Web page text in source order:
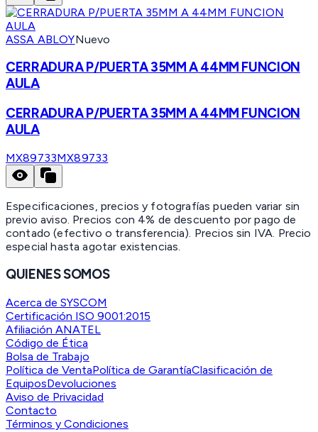
ASSA ABLOYNuevo
CERRADURA P/PUERTA 35MM A 44MM FUNCION
AULA
CERRADURA P/PUERTA 35MM A 44MM FUNCION
AULA
MX89733MX89733
Especificaciones, precios y fotografías pueden variar sin
previo aviso. Precios con 4% de descuento por pago de
contado (efectivo o transferencia). Precios sin IVA. Precio
especial hasta agotar existencias.
QUIENES SOMOS
Acerca de SYSCOM
Certificación ISO 9001:2015
Afiliación ANATEL
Código de Ética
Bolsa de Trabajo
Política de VentaPolítica de GarantíaClasificación de
EquiposDevoluciones
Aviso de Privacidad
Contacto
Términos y Condiciones